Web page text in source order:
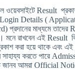
ওয়েবসাইটে Result
Login Details (
প্রদানের মাধ্যমে তাদের
মনে রাখবেন এই Result
করা হয়ে থাকে এবং
করতে পারে
জানব আমরা Official